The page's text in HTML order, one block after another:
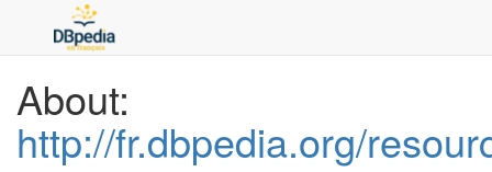
About:
http://fr.dbpedia.org/